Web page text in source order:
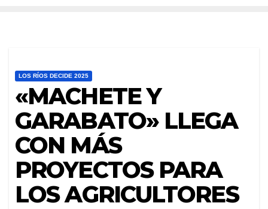
LOS RÍOS DECIDE 2025
«MACHETE Y
GARABATO» LLEGA
CON MÁS
PROYECTOS PARA
LOS AGRICULTORES